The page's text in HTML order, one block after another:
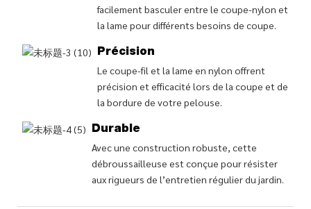
facilement basculer entre le coupe-nylon et
la lame pour différents besoins de coupe.
Précision
Le coupe-fil et la lame en nylon offrent
précision et efficacité lors de la coupe et de
la bordure de votre pelouse.
Durable
Avec une construction robuste, cette
débroussailleuse est conçue pour résister
aux rigueurs de l’entretien régulier du jardin.